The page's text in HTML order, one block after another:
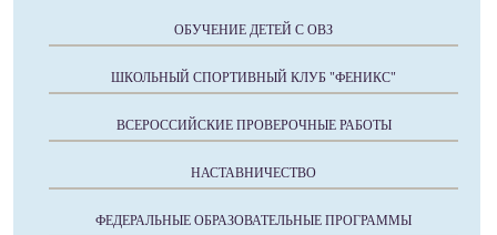
ОБУЧЕНИЕ ДЕТЕЙ С ОВЗ
ШКОЛЬНЫЙ СПОРТИВНЫЙ КЛУБ "ФЕНИКС"
ВСЕРОССИЙСКИЕ ПРОВЕРОЧНЫЕ РАБОТЫ
НАСТАВНИЧЕСТВО
ФЕДЕРАЛЬНЫЕ ОБРАЗОВАТЕЛЬНЫЕ ПРОГРАММЫ